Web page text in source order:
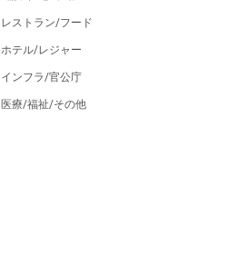
レストラン/フード
ホテル/レジャー
インフラ/官公庁
医療/福祉/その他